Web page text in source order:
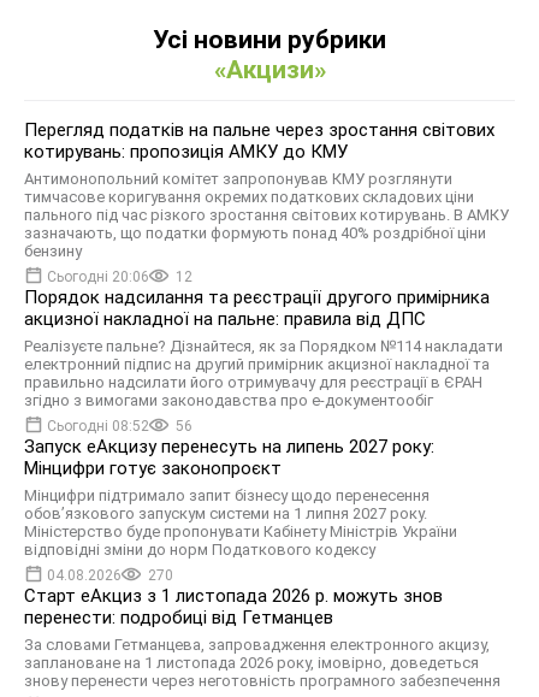
Усі новини рубрики
«Акцизи»
Перегляд податків на пальне через зростання світових
котирувань: пропозиція АМКУ до КМУ
Антимонопольний комітет запропонував КМУ розглянути
тимчасове коригування окремих податкових складових ціни
пального під час різкого зростання світових котирувань. В АМКУ
зазначають, що податки формують понад 40% роздрібної ціни
бензину
Сьогодні 20:06 12
Порядок надсилання та реєстрації другого примірника
акцизної накладної на пальне: правила від ДПС
Реалізуєте пальне? Дізнайтеся, як за Порядком №114 накладати
електронний підпис на другий примірник акцизної накладної та
правильно надсилати його отримувачу для реєстрації в ЄРАН
згідно з вимогами законодавства про е-документообіг
Сьогодні 08:52 56
Запуск еАкцизу перенесуть на липень 2027 року:
Мінцифри готує законопроєкт
Мінцифри підтримало запит бізнесу щодо перенесення
обов’язкового запускум системи на 1 липня 2027 року.
Міністерство буде пропонувати Кабінету Міністрів України
відповідні зміни до норм Податкового кодексу
04.08.2026 270
Старт еАкциз з 1 листопада 2026 р. можуть знов
перенести: подробиці від Гетманцев
За словами Гетманцева, запровадження електронного акцизу,
заплановане на 1 листопада 2026 року, імовірно, доведеться
знову перенести через неготовність програмного забезпечення